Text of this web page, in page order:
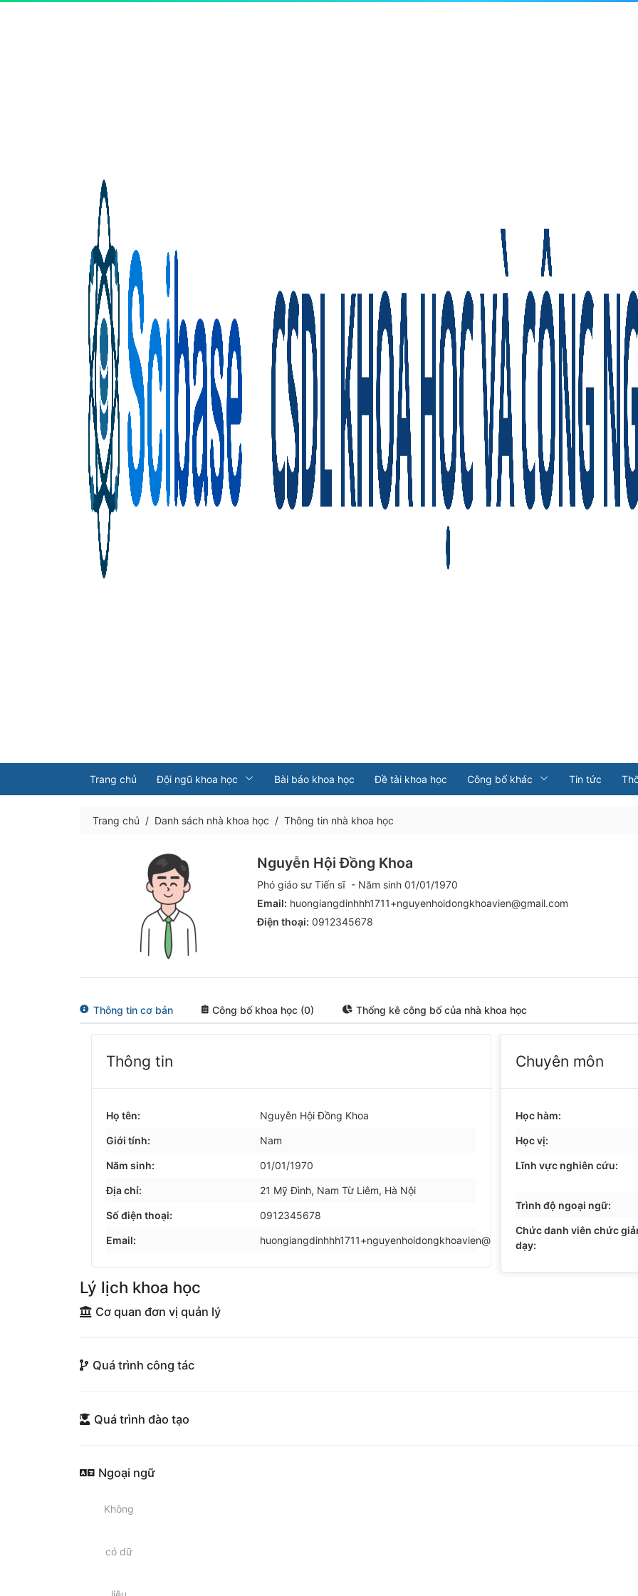
Trang chủ Đội ngũ khoa học Bài báo khoa học Đề tài khoa học Công bố khác Tin tức
Trang chủ / Danh sách nhà khoa học / Thông tin nhà khoa học
Nguyễn Hội Đồng Khoa
Phó giáo sư Tiến sĩ - Năm sinh 01/01/1970
Email: huongiangdinhhh1711+nguyenhoidongkhoavien@gmail.com
Điện thoại: 0912345678
Thông tin
Họ tên: Nguyễn Hội Đồng Khoa
Giới tính: Nam
Năm sinh: 01/01/1970
Địa chỉ: 21 Mỹ Đình, Nam Từ Liêm, Hà Nội
Số điện thoại: 0912345678
Email: huongiangdinhhh1711+nguyenhoidongkhoavien@gmail.com
Chuyên môn
Học hàm:
Học vị:
Lĩnh vực nghiên cứu:
Trình độ ngoại ngữ:
Chức danh viên chức
dạy:
Lý lịch khoa học
Cơ quan đơn vị quản lý
Quá trình công tác
Quá trình đào tạo
Ngoại ngữ
Không
có dữ
Thông tin cơ bản Công bố khoa học (0) Thống kê công bố của nhà khoa học